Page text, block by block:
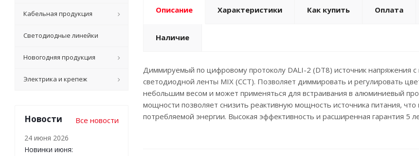
Описание Характеристики Как купить Оплата
Наличие
Диммируемый по цифровому протоколу DALI-2 (DT8) источник напряжения с
светодиодной ленты MIX (CCT). Позволяет диммировать и регулировать
небольшим весом и может применяться для встраивания в алюминиевый
мощности позволяет снизить реактивную мощность источника питания,
потребляемой энергии. Высокая эффективность и расширенная гарантия 5
Кабельная продукция
Светодиодные линейки
Новогодняя продукция
Электрика и крепеж
Новости Все новости
24 июня 2026
Новинки июня: